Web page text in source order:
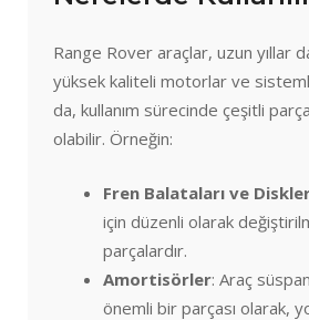
Range Rover araçlar, uzun yıllar
yüksek kaliteli motorlar ve
da, kullanım sürecinde çeşitli
olabilir. Örneğin:
Fren Balataları ve
için düzenli olarak
parçalardır.
Amortisörler: Araç
önemli bir parçası olarak,